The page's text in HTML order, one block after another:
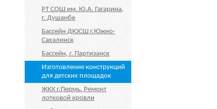
РТ СОШ им. Ю.А. Гагарина,
г. Душанбе
Бассейн ДЮСШ г.Южно-
Сахалинск
Бассейн, г. Партизанск
Изготовление конструкций
для детских площадок
ЖКХ г.Пермь. Ремонт
лотковой кровли